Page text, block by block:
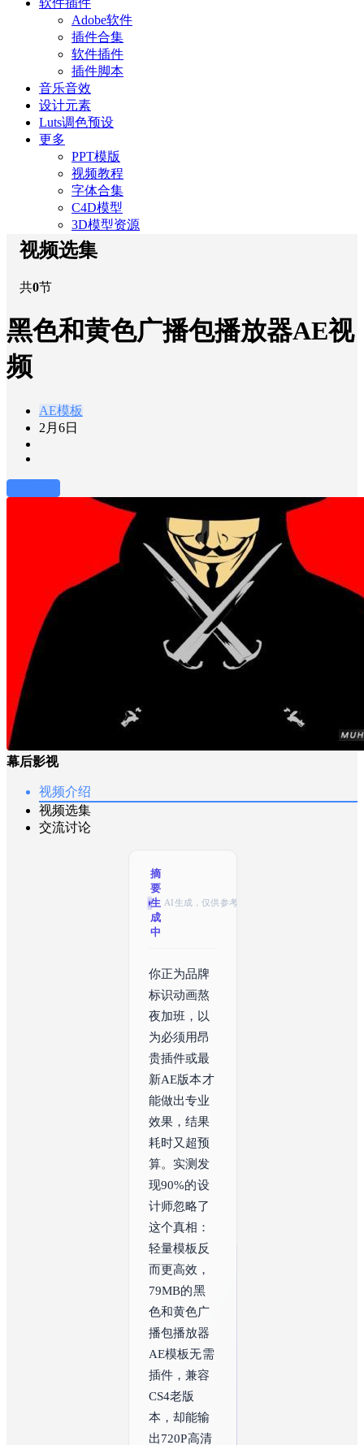
软件插件
Adobe软件
插件合集
软件插件
插件脚本
音乐音效
设计元素
Luts调色预设
更多
PPT模版
视频教程
字体合集
C4D模型
3D模型资源
视频选集
共0节
黑色和黄色广播包播放器AE视
频
AE模板
2月6日
幕后影视
视频介绍
视频选集
交流讨论
摘
要
生
成
中
AI生成，仅供参考
你正为品牌
标识动画熬
夜加班，以
为必须用昂
贵插件或最
新AE版本才
能做出专业
效果，结果
耗时又超预
算。实测发
现90%的设
计师忽略了
这个真相：
轻量模板反
而更高效，
79MB的黑
色和黄色广
播包播放器
AE模板无需
插件，兼容
CS4老版
本，却能输
出720P高清